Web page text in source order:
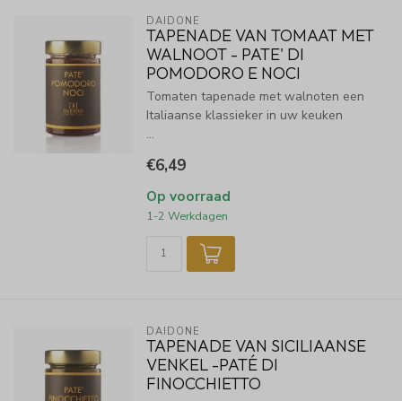
DAIDONE
TAPENADE VAN TOMAAT MET
WALNOOT - PATE' DI
POMODORO E NOCI
Tomaten tapenade met walnoten een
Italiaanse klassieker in uw keuken
...
€6,49
Op voorraad
1-2 Werkdagen
DAIDONE
TAPENADE VAN SICILIAANSE
VENKEL -PATÉ DI
FINOCCHIETTO